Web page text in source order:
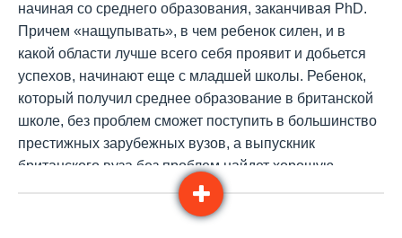
начиная со среднего образования, заканчивая PhD.
Причем «нащупывать», в чем ребенок силен, и в
какой области лучше всего себя проявит и добьется
успехов, начинают еще с младшей школы. Ребенок,
который получил среднее образование в британской
школе, без проблем сможет поступить в большинство
престижных зарубежных вузов, а выпускник
британского вуза без проблем найдет хорошую
работу. Дипломы британских университетов и
колледжей высоко ценятся работодателями, среди